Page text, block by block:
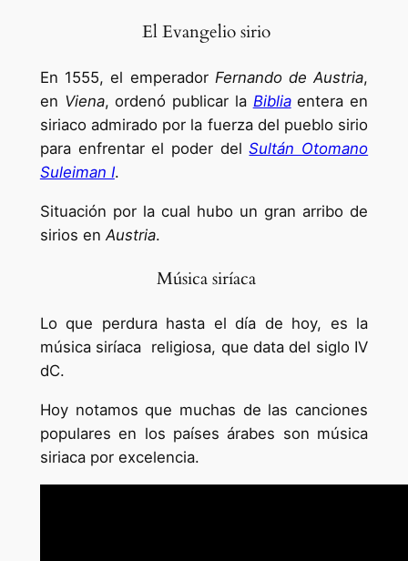
El Evangelio sirio
En 1555, el emperador Fernando de Austria,
en Viena, ordenó publicar la Bibliaentera en
siriaco admirado por la fuerza del pueblo sirio
para enfrentar el poder delSultán Otomano
Suleiman I.
Situación por la cual hubo un gran arribo de
sirios en Austria.
Música siríaca
Lo que perdura hasta el día de hoy, es la
música siríaca religiosa, que data del siglo IV
dC.
Hoy notamos que muchas de las canciones
populares en los países árabes son música
siriaca por excelencia.